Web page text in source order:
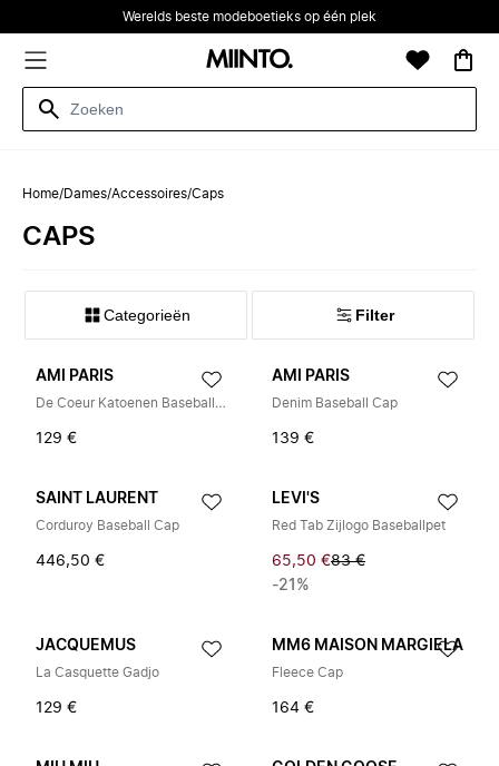
Werelds beste modeboetieks op één plek
Home/Dames/Accessoires/Caps
CAPS
Categorieën Filter
AMI PARIS
De Coeur Katoenen Baseballpet
129 €
AMI PARIS
Denim Baseball Cap
139 €
SAINT LAURENT
Corduroy Baseball Cap
446,50 €
LEVI'S
Red Tab Zijlogo Baseballpet
65,50 €83 €
-21%
JACQUEMUS
La Casquette Gadjo
129 €
MM6 MAISON MARGIELA
Fleece Cap
164 €